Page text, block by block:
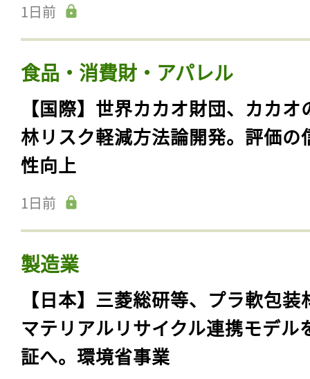
1日前
食品・消費財・アパレル
【国際】世界カカオ財団、カカオ
林リスク軽減方法論開発。評価の
性向上
1日前
製造業
【日本】三菱総研等、プラ軟包装
マテリアルリサイクル連携モデル
証へ。環境省事業